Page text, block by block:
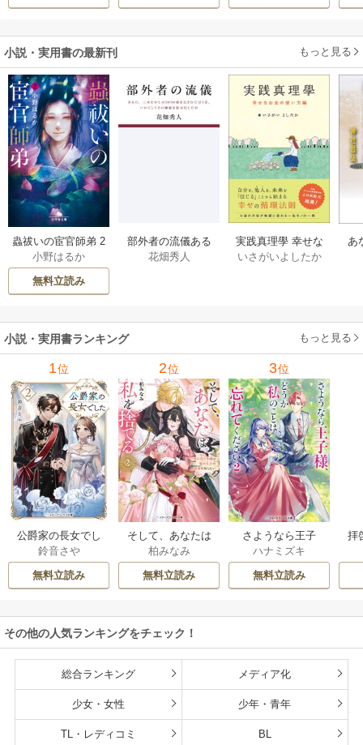
小説・実用書の最新刊 もっと見る
蟲祓いの宦官師弟 2
巻
小野はるか
無料立読み
部外者の流儀ある
日、三木たかしの5
したか 1巻
花畑秀人
実践真理學 幸せな
お金の使い方編 1巻
いさがいよしたか
あ
小説・実用書ランキング もっと見る
1位
公爵家の長女でし
た
鈴音さや
無料立読み
2位
そして、あなたは
私を捨てる
柏みなみ
無料立読み
3位
さようなら王子
様、どうか私のこ
とは忘れてくださ
い
ハナミズキ
無料立読み
拝
その他の人気ランキングをチェック！
総合ランキング メディア化
少女・女性 少年・青年
TL・レディコミ BL